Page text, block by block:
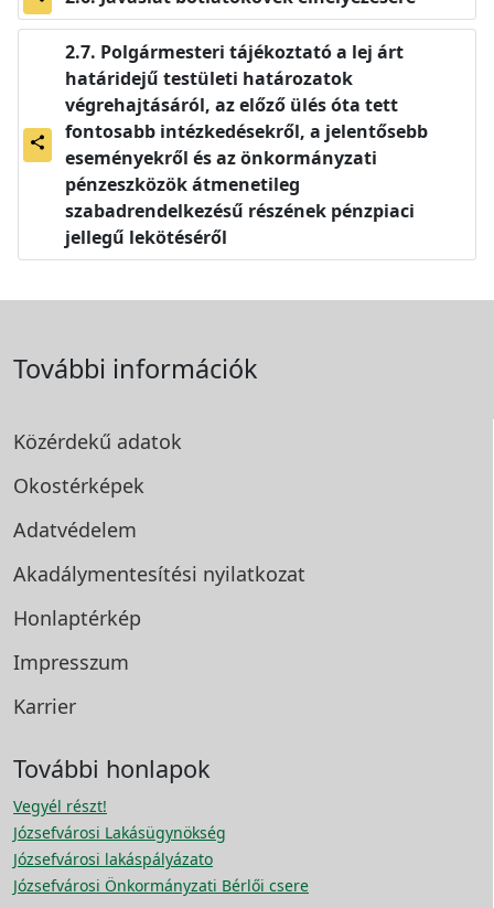
share
Polgármesteri tájékoztató a lej árt
határidejű testületi határozatok
végrehajtásáról, az előző ülés óta tett
fontosabb intézkedésekről, a jelentősebb
eseményekről és az önkormányzati
pénzeszközök átmenetileg
szabadrendelkezésű részének pénzpiaci
jellegű lekötéséről
További információk
Közérdekű adatok
Okostérképek
Adatvédelem
Akadálymentesítési nyilatkozat
Honlaptérkép
Impresszum
Karrier
További honlapok
Vegyél részt!
Józsefvárosi Lakásügynökség
Józsefvárosi lakáspályázato
Józsefvárosi Önkormányzati Bérlői csere